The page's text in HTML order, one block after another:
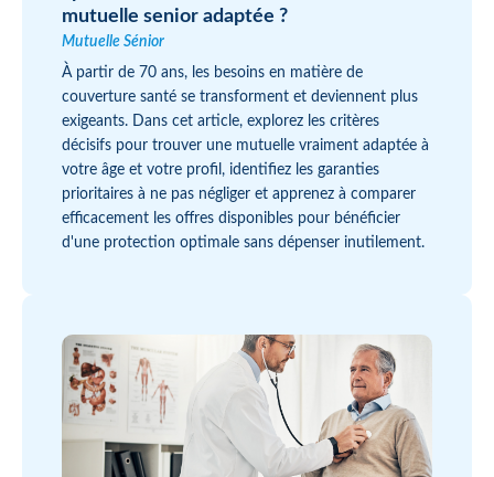
mutuelle senior adaptée ?
Mutuelle Sénior
À partir de 70 ans, les besoins en matière de
couverture santé se transforment et deviennent plus
exigeants. Dans cet article, explorez les critères
décisifs pour trouver une mutuelle vraiment adaptée à
votre âge et votre profil, identifiez les garanties
prioritaires à ne pas négliger et apprenez à comparer
efficacement les offres disponibles pour bénéficier
d'une protection optimale sans dépenser inutilement.